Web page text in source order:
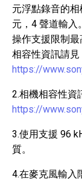
元浮點錄音的
元，4 聲道輸入
操作支援限制
相容性資訊請
https://
2.相機相容性資
https://
3.使用支援 96
質。
4.在麥克風輸入